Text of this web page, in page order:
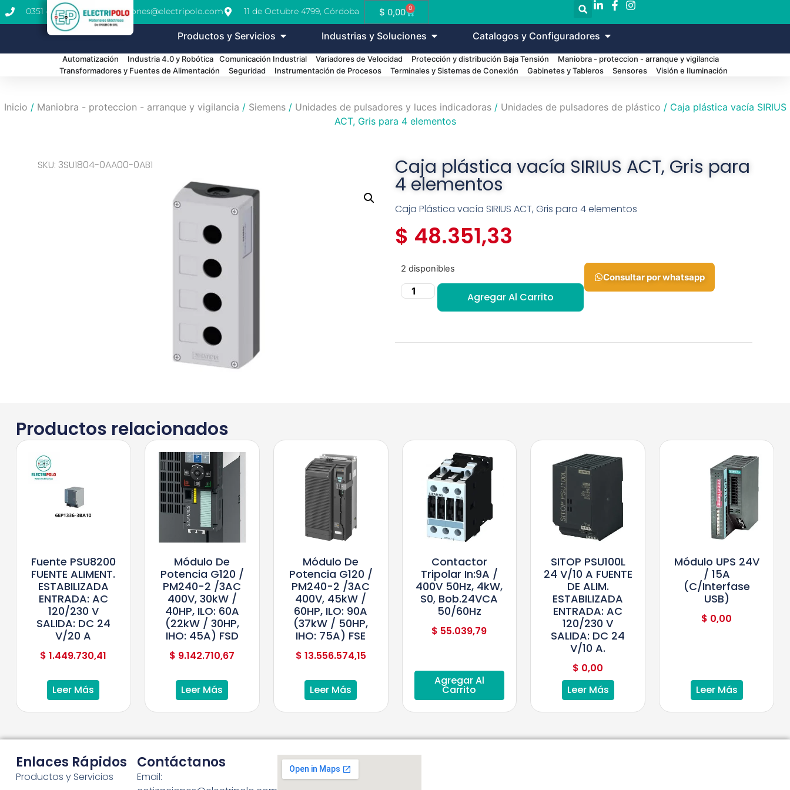
0351 462-1771 cotizaciones@electripolo.com 11 de Octubre 4799, Córdoba $ 0,00 0
Productos y Servicios Industrias y Soluciones Catalogos y Configuradores
Automatización Industria 4.0 y Robótica Comunicación Industrial Variadores de Velocidad Protección y distribución Baja Tensión
Maniobra - proteccion - arranque y vigilancia
Transformadores y Fuentes de Alimentación
Seguridad Instrumentación de Procesos Terminales y Sistemas de Conexión Gabinetes y Tableros Sensores Visión e Iluminación
Inicio / Maniobra - proteccion - arranque y vigilancia / Siemens/ Unidades de pulsadores y luces indicadoras/ Unidades de pulsadores de plástico / Caja plástica vacía SIRIUS
ACT, Gris para 4 elementos
SKU: 3SU1804-0AA00-0AB1 Caja plástica vacía SIRIUS ACT, Gris para
4 elementos
Caja Plástica vacía SIRIUS ACT, Gris para 4 elementos
$ 48.351,33
2 disponibles
Agregar Al Carrito
Consultar por whatsapp
Productos relacionados
Fuente PSU8200
FUENTE ALIMENT.
ESTABILIZADA
ENTRADA: AC
120/230 V
SALIDA: DC 24
V/20 A
$ 1.449.730,41
Leer Más
Módulo De
Potencia G120 /
PM240-2 /3AC
400V, 30kW /
40HP, ILO: 60A
(22kW / 30HP,
IHO: 45A) FSD
$ 9.142.710,67
Leer Más
Módulo De
Potencia G120 /
PM240-2 /3AC
400V, 45kW /
60HP, ILO: 90A
(37kW / 50HP,
IHO: 75A) FSE
$ 13.556.574,15
Leer Más
Contactor
Tripolar In:9A /
400V 50Hz, 4kW,
S0, Bob.24VCA
50/60Hz
$ 55.039,79
Agregar Al
Carrito
SITOP PSU100L
24 V/10 A FUENTE
DE ALIM.
ESTABILIZADA
ENTRADA: AC
120/230 V
SALIDA: DC 24
V/10 A.
$ 0,00
Leer Más
Módulo UPS 24V
/ 15A
(c/interfase
USB)
$ 0,00
Leer Más
Enlaces Rápidos
Productos y Servicios
Contáctanos
Email: